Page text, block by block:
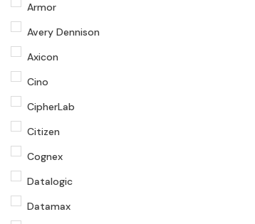
Armor
Avery Dennison
Axicon
Cino
CipherLab
Citizen
Cognex
Datalogic
Datamax